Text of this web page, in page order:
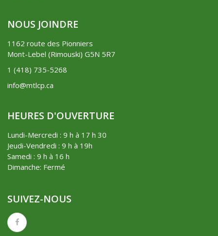
NOUS JOINDRE
1162 route des Pionniers
Mont-Lebel (Rimouski) G5N 5R7
1 (418) 735-5268
info@mtlcp.ca
HEURES D'OUVERTURE
Lundi-Mercredi : 9 h à 17 h 30
Jeudi-Vendredi : 9 h à 19h
Samedi : 9 h à 16 h
Dimanche: Fermé
SUIVEZ-NOUS